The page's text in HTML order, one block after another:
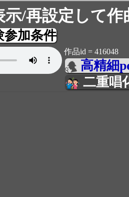
示/再設定して作
参加条件
作品id = 416048
高精細
二重唱